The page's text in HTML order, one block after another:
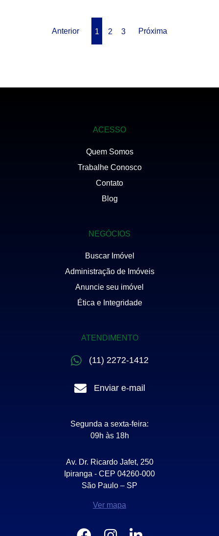
Anterior 1 2 3 Próxima
ACESSO
Quem Somos
Trabalhe Conosco
Contato
Blog
NEGÓCIOS
Buscar Imóvel
Administração de Imóveis
Anuncie seu imóvel
Ética e Integridade
ATENDIMENTO
(11) 2272-1412
Enviar e-mail
Segunda a sexta-feira:
09h às 18h
Av. Dr. Ricardo Jafet, 250
Ipiranga - CEP 04260-000
São Paulo – SP
Ver mapa